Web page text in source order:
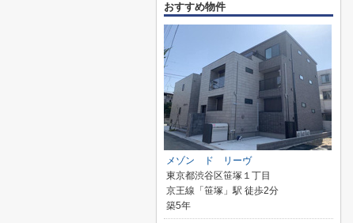
おすすめ物件
メゾン ド リーヴ
東京都渋谷区笹塚１丁目
京王線「笹塚」駅 徒歩2分
築5年